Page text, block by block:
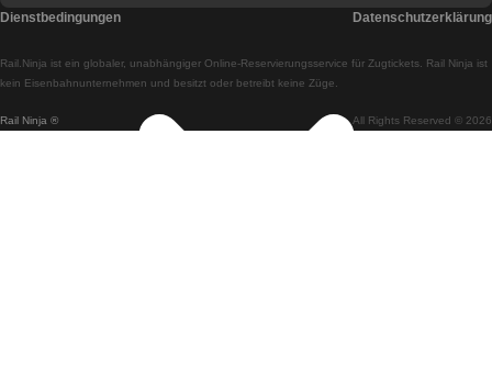
Züge von Lissabon nach Braga
Züge von Braga nach Lissabon
Rail Ninja ® All Rights Reserved © 2026
Rail.Ninja ist ein globaler, unabhängiger Online-Reservierungsservice für Zugtickets. Rail Ninja ist
kein Eisenbahnunternehmen und besitzt oder betreibt keine Züge.
Dienstbedingungen Datenschutzerklärung